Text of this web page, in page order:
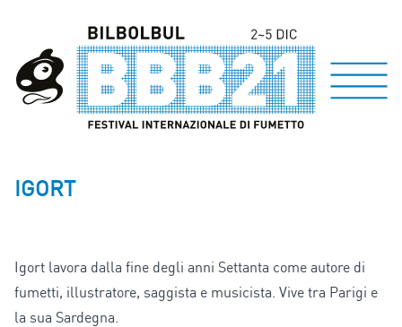
IGORT
Igort lavora dalla fine degli anni Settanta come autore di
fumetti, illustratore, saggista e musicista. Vive tra Parigi e
la sua Sardegna.